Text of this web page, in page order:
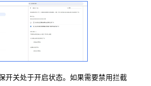
开关处于开启状态。如果需要禁用拦截